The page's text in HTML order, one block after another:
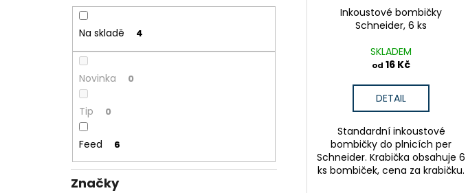
Na skladě 4
Novinka 0
Tip 0
Feed 6
Značky
Inkoustové bombičky
Schneider, 6 ks
SKLADEM
od 16 Kč
DETAIL
Standardní inkoustové
bombičky do plnicích per
Schneider. Krabička obsahuje 6
ks bombiček, cena za krabičku.